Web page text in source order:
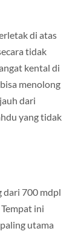
di atas
tidak
kental di
menolong
dari
yang tidak
dari 700 mdpl
ini
utama